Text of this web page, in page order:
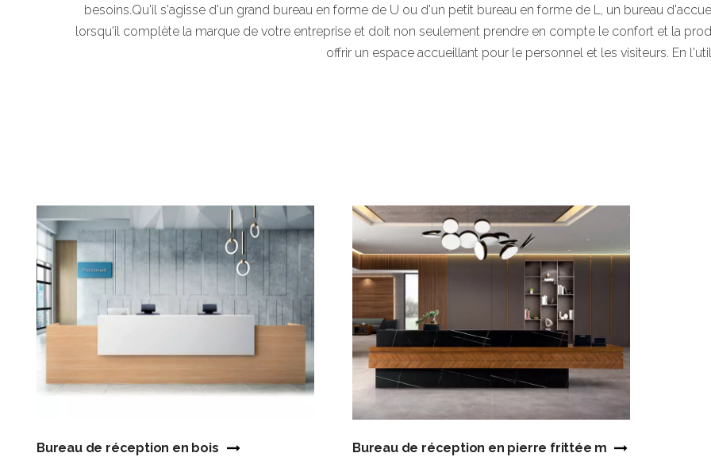
besoins.Qu'il s'agisse d'un grand bureau en forme de U ou d'un petit bureau en forme de L, un bureau
lorsqu'il complète la marque de votre entreprise et doit non seulement prendre en compte le confort et la
offrir un espace accueillant pour le personnel et les visiteurs. En
Bureau de réception en bois Bureau de réception en pierre frittée moderne sur